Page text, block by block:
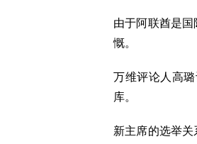
由于阿联酋是
慨。
万维评论人高
库。
新主席的选举